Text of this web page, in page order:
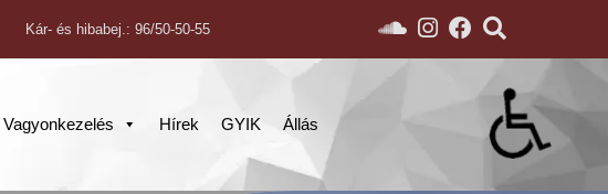
Kár- és hibabej.: 96/50-50-55
Vagyonkezelés Hírek GYIK Állás